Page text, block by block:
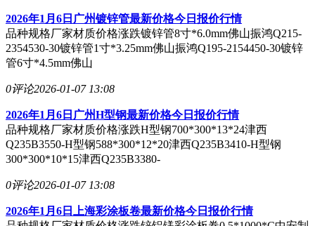
2026年1月6日广州镀锌管最新价格今日报价行情
品种规格厂家材质价格涨跌镀锌管8寸*6.0mm佛山振鸿Q215-
2354530-30镀锌管1寸*3.25mm佛山振鸿Q195-2154450-30镀锌
管6寸*4.5mm佛山
0评论2026-01-07 13:08
2026年1月6日广州H型钢最新价格今日报价行情
品种规格厂家材质价格涨跌H型钢700*300*13*24津西
Q235B3550-H型钢588*300*12*20津西Q235B3410-H型钢
300*300*10*15津西Q235B3380-
0评论2026-01-07 13:08
2026年1月6日上海彩涂板卷最新价格今日报价行情